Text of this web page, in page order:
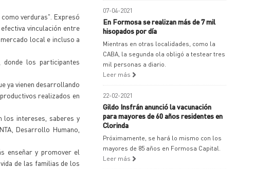
verduras". Expresó
vinculación entre
local e incluso a
los participantes
ya vienen desarrollando
realizados en
los intereses, saberes y
Desarrollo Humano,
enseñar y promover el
de las familias de los
07-04-2021
En Formosa se realizan más de 7 mil
hisopados por día
Mientras en otras localidades, como la
CABA, la segunda ola obligó a testear tres
mil personas a diario.
Leer más
22-02-2021
Gildo Insfrán anunció la vacunación
para mayores de 60 años residentes en
Clorinda
Próximamente, se hará lo mismo con los
mayores de 85 años en Formosa Capital.
Leer más